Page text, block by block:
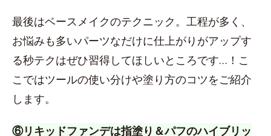
最後はベースメイクのテクニック。工程が多く、
お悩みも多いパーツなだけに仕上がりがアップす
る秒テクはぜひ習得してほしいところです…！こ
こではツールの使い分けや塗り方のコツをご紹介
します。
⑥リキッドファンデは指塗り＆パフのハイブリッ